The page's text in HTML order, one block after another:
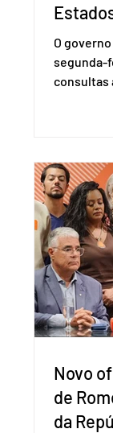
O
segunda-
consultas
base na
1974.
Ministério
Brasil
Unid
Novo
de
da